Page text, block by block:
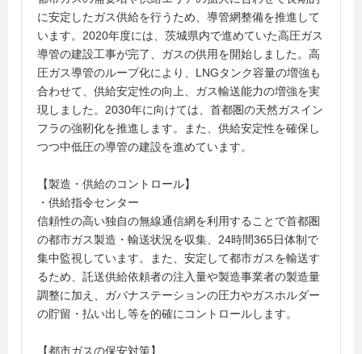
に安定したガス供給を行うため、導管網整備を推進して
います。2020年度には、茨城県内で進めていた高圧ガス
導管の建設工事が完了、ガスの供用を開始しました。高
圧ガス導管のループ化により、LNGタンク容量の増強も
合わせて、供給安定性の向上、ガス輸送能力の増強を実
現しました。2030年に向けては、首都圏の天然ガスイン
フラの強靭化を推進します。また、供給安定性を確保し
つつ中低圧の導管の建設を進めています。
【製造・供給のコントロール】
・供給指令センター
信頼性の高い独自の無線通信網を利用することで首都圏
の都市ガス製造・輸送状況を収集、24時間365日体制で
集中監視しています。また、安定して都市ガスを輸送す
るため、託送供給依頼者の注入量や製造事業者の製造量
調整に加え、ガバナステーションの圧力やガスホルダー
の貯留・払い出し等を的確にコントロールします。
【都市ガスの保安対策】